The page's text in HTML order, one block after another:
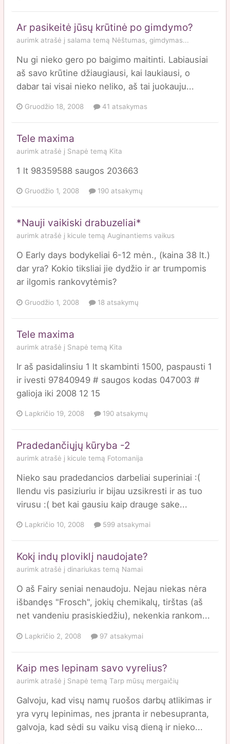
Ar pasikeitė jūsų krūtinė po gimdymo?
aurimk atrašė į salama temą Nėštumas, gimdymas...
Nu gi nieko gero po baigimo maitinti. Labiausiai
aš savo krūtine džiaugiausi, kai laukiausi, o
dabar tai visai nieko neliko, aš tai juokauju...
Gruodžio 18, 2008 41 atsakymas
Tele maxima
aurimk atrašė į Snapė temą Kita
1 lt 98359588 saugos 203663
Gruodžio 1, 2008 190 atsakymų
*Nauji vaikiski drabuzeliai*
aurimk atrašė į kicule temą Auginantiems vaikus
O Early days bodykeliai 6-12 mėn., (kaina 38 lt.)
dar yra? Kokio tiksliai jie dydžio ir ar trumpomis
ar ilgomis rankovytėmis?
Gruodžio 1, 2008 18 atsakymų
Tele maxima
aurimk atrašė į Snapė temą Kita
Ir aš pasidalinsiu 1 lt skambinti 1500, paspausti 1
ir ivesti 97840949 # saugos kodas 047003 #
galioja iki 2008 12 15
Lapkričio 19, 2008 190 atsakymų
Pradedančiųjų kūryba -2
aurimk atrašė į kicule temą Fotomanija
Nieko sau pradedancios darbeliai superiniai :(
Ilendu vis pasiziuriu ir bijau uzsikresti ir as tuo
virusu :( bet kai gausiu kaip drauge sake...
Lapkričio 10, 2008 599 atsakymai
Kokį indų ploviklį naudojate?
aurimk atrašė į dinariukas temą Namai
O aš Fairy seniai nenaudoju. Nejau niekas nėra
išbandęs "Frosch", jokių chemikalų, tirštas (aš
net vandeniu prasiskiedžiu), nekenkia rankom...
Lapkričio 2, 2008 97 atsakymai
Kaip mes lepinam savo vyrelius?
aurimk atrašė į Snapė temą Tarp mūsų mergaičių
Galvoju, kad visų namų ruošos darbų atlikimas ir
yra vyrų lepinimas, nes įpranta ir nebesupranta,
galvoja, kad sėdi su vaiku visą dieną ir nieko...